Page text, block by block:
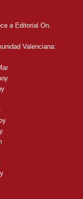
a Editorial On.
Valenciana: